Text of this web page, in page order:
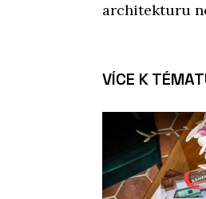
architekturu
VÍCE K